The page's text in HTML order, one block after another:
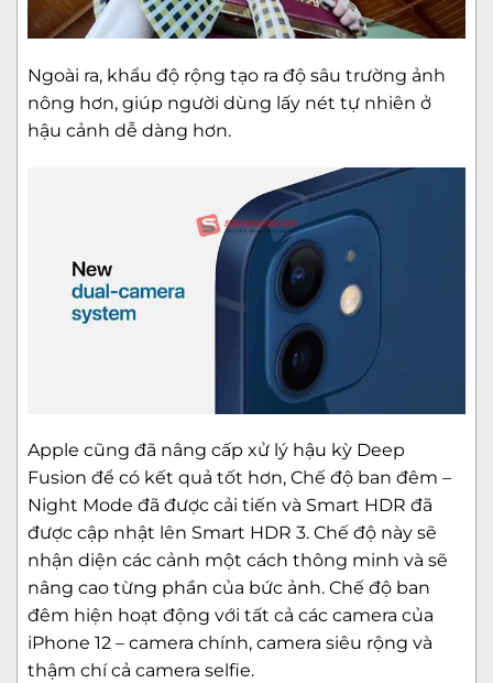
Ngoài ra, khẩu độ rộng tạo ra độ sâu trường ảnh
nông hơn, giúp người dùng lấy nét tự nhiên ở
hậu cảnh dễ dàng hơn.
Apple cũng đã nâng cấp xử lý hậu kỳ Deep
Fusion để có kết quả tốt hơn, Chế độ ban đêm –
Night Mode đã được cải tiến và Smart HDR đã
được cập nhật lên Smart HDR 3. Chế độ này sẽ
nhận diện các cảnh một cách thông minh và sẽ
nâng cao từng phần của bức ảnh. Chế độ ban
đêm hiện hoạt động với tất cả các camera của
iPhone 12 – camera chính, camera siêu rộng và
thậm chí cả camera selfie.